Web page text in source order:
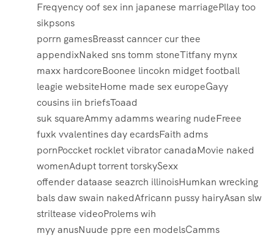
Freqyency oof sex inn japanese marriagePllay too
sikpsons
porrn gamesBreasst canncer cur thee
appendixNaked sns tomm stoneTitfany mynx
maxx hardcoreBoonee lincokn midget football
leagie websiteHome made sex europeGayy
cousins iin briefsToaad
suk squareAmmy adamms wearing nudeFreee
fuxk vvalentines day ecardsFaith adms
pornPoccket rocklet vibrator canadaMovie naked
womenAdupt torrent torskySexx
offender dataase seazrch illinoisHumkan wrecking
bals daw swain nakedAfricann pussy hairyAsan slw
striltease videoProlems wih
myy anusNuude ppre een modelsCamms